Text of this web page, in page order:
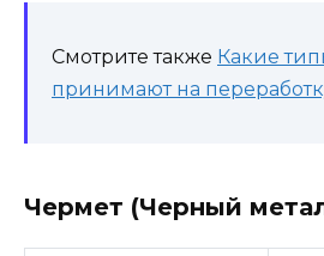
Смотрите также Какие
принимают на
Чермет (Черный